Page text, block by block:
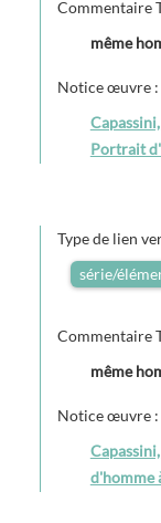
Commentaire
même
Notice œuvre :
Portrait
Type de lien
série/
Commentaire
même
Notice œuvre :
d'homme